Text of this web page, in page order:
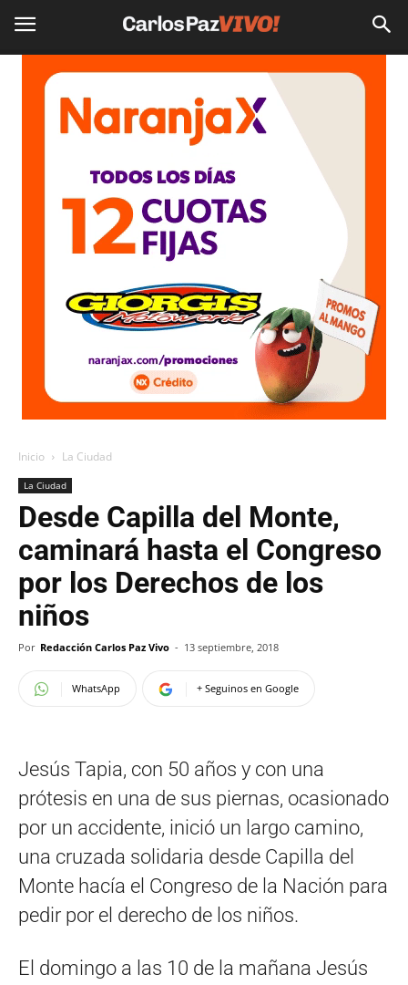
Inicio La Ciudad
La Ciudad
Desde Capilla del Monte,
caminará hasta el Congreso
por los Derechos de los
niños
Por Redacción Carlos Paz Vivo - 13 septiembre, 2018
WhatsApp + Seguinos en Google
Jesús Tapia, con 50 años y con una
prótesis en una de sus piernas, ocasionado
por un accidente, inició un largo camino,
una cruzada solidaria desde Capilla del
Monte hacía el Congreso de la Nación para
pedir por el derecho de los niños.
El domingo a las 10 de la mañana Jesús